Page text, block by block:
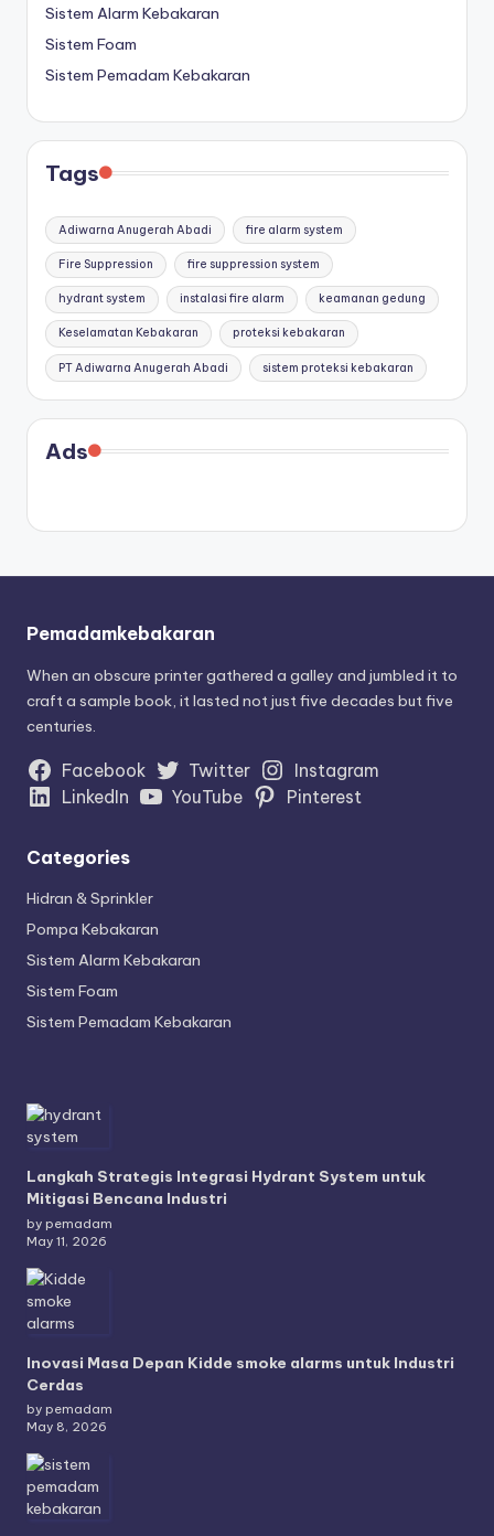
Sistem Alarm Kebakaran
Sistem Foam
Sistem Pemadam Kebakaran
Tags
Adiwarna Anugerah Abadi fire alarm system
Fire Suppression fire suppression system
hydrant system instalasi fire alarm keamanan gedung
Keselamatan Kebakaran proteksi kebakaran
PT Adiwarna Anugerah Abadi sistem proteksi kebakaran
Ads
Pemadamkebakaran
When an obscure printer gathered a galley and jumbled it to
craft a sample book, it lasted not just five decades but five
centuries.
Facebook Twitter
Instagram
LinkedIn
YouTube Pinterest
Categories
Hidran & Sprinkler
Pompa Kebakaran
Sistem Alarm Kebakaran
Sistem Foam
Sistem Pemadam Kebakaran
Langkah Strategis Integrasi Hydrant System untuk
Mitigasi Bencana Industri
by pemadam
May 11, 2026
Inovasi Masa Depan Kidde smoke alarms untuk Industri
Cerdas
by pemadam
May 8, 2026